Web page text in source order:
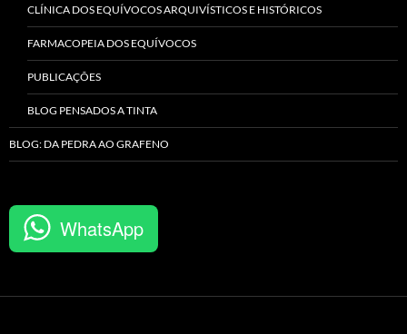
CLÍNICA DOS EQUÍVOCOS ARQUIVÍSTICOS E HISTÓRICOS
FARMACOPEIA DOS EQUÍVOCOS
PUBLICAÇÕES
BLOG PENSADOS A TINTA
BLOG: DA PEDRA AO GRAFENO
WhatsApp